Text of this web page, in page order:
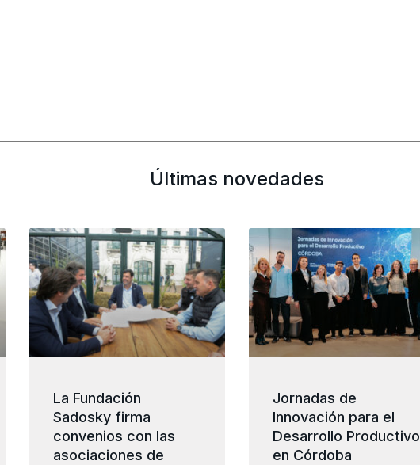
Últimas novedades
La Fundación
Sadosky firma
convenios con las
asociaciones de
Jornadas de
Innovación para el
Desarrollo Productivo
en Córdoba